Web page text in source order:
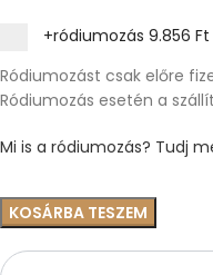
+ródiumozás 9.856 Ft
Ródiumozást csak előre
Ródiumozás esetén a
Mi is a ródiumozás? Tudj
KOSÁRBA TESZEM